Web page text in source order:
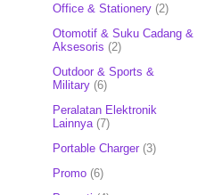
Office & Stationery (2)
Otomotif & Suku Cadang &
Aksesoris (2)
Outdoor & Sports &
Military (6)
Peralatan Elektronik
Lainnya (7)
Portable Charger (3)
Promo (6)